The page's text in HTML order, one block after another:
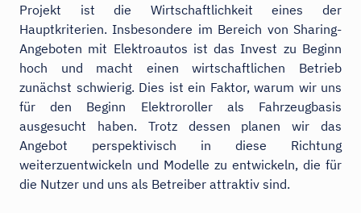
Projekt ist die Wirtschaftlichkeit eines der
Hauptkriterien. Insbesondere im Bereich von Sharing-
Angeboten mit Elektroautos ist das Invest zu Beginn
hoch und macht einen wirtschaftlichen Betrieb
zunächst schwierig. Dies ist ein Faktor, warum wir uns
für den Beginn Elektroroller als Fahrzeugbasis
ausgesucht haben. Trotz dessen planen wir das
Angebot perspektivisch in diese Richtung
weiterzuentwickeln und Modelle zu entwickeln, die für
die Nutzer und uns als Betreiber attraktiv sind.